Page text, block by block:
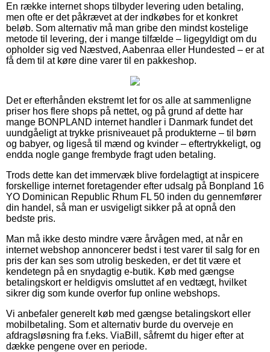
En række internet shops tilbyder levering uden betaling,
men ofte er det påkrævet at der indkøbes for et konkret
beløb. Som alternativ må man gribe den mindst kostelige
metode til levering, der i mange tilfælde – ligegyldigt om du
opholder sig ved Næstved, Aabenraa eller Hundested – er at
få dem til at køre dine varer til en pakkeshop.
Det er efterhånden ekstremt let for os alle at sammenligne
priser hos flere shops på nettet, og på grund af dette har
mange BONPLAND internet handler i Danmark fundet det
uundgåeligt at trykke prisniveauet på produkterne – til børn
og babyer, og ligeså til mænd og kvinder – eftertrykkeligt, og
endda nogle gange frembyde fragt uden betaling.
Trods dette kan det immervæk blive fordelagtigt at inspicere
forskellige internet foretagender efter udsalg på Bonpland 16
YO Dominican Republic Rhum FL 50 inden du gennemfører
din handel, så man er usvigeligt sikker på at opnå den
bedste pris.
Man må ikke desto mindre være årvågen med, at når en
internet webshop annoncerer bedst i test varer til salg for en
pris der kan ses som utrolig beskeden, er det tit være et
kendetegn på en snydagtig e-butik. Køb med gængse
betalingskort er heldigvis omsluttet af en vedtægt, hvilket
sikrer dig som kunde overfor fup online webshops.
Vi anbefaler generelt køb med gængse betalingskort eller
mobilbetaling. Som et alternativ burde du overveje en
afdragsløsning fra f.eks. ViaBill, såfremt du higer efter at
dække pengene over en periode.